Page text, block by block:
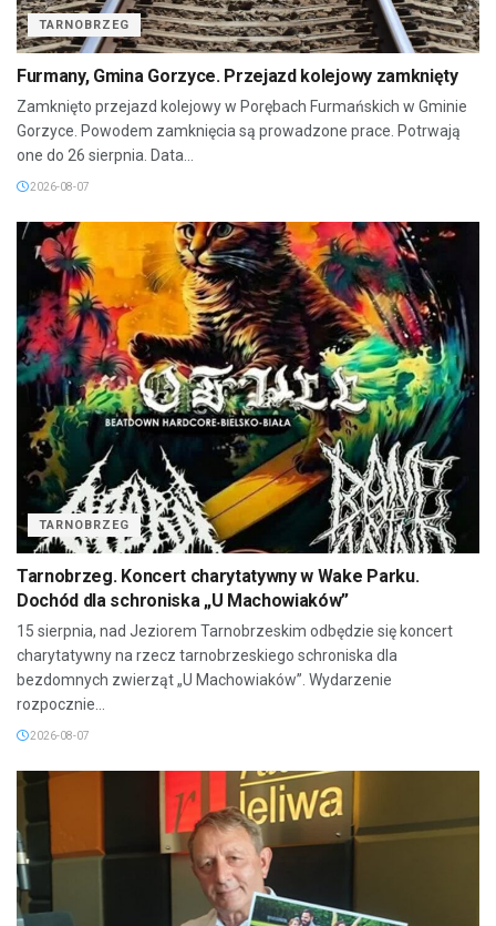
TARNOBRZEG
Furmany, Gmina Gorzyce. Przejazd kolejowy zamknięty
Zamknięto przejazd kolejowy w Porębach Furmańskich w Gminie
Gorzyce. Powodem zamknięcia są prowadzone prace. Potrwają
one do 26 sierpnia. Data...
2026-08-07
TARNOBRZEG
Tarnobrzeg. Koncert charytatywny w Wake Parku.
Dochód dla schroniska „U Machowiaków”
15 sierpnia, nad Jeziorem Tarnobrzeskim odbędzie się koncert
charytatywny na rzecz tarnobrzeskiego schroniska dla
bezdomnych zwierząt „U Machowiaków”. Wydarzenie
rozpocznie...
2026-08-07